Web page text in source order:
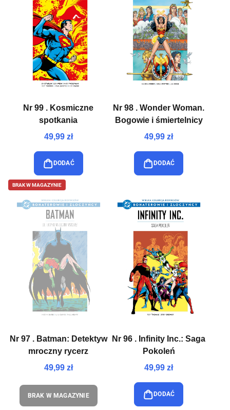
Nr 99 . Kosmiczne
spotkania
49,99 zł
DODAĆ
Nr 98 . Wonder Woman.
Bogowie i śmiertelnicy
49,99 zł
DODAĆ
BRAK W MAGAZYNIE
Nr 97 . Batman: Detektyw
mroczny rycerz
49,99 zł
BRAK W MAGAZYNIE
Nr 96 . Infinity Inc.: Saga
Pokoleń
49,99 zł
DODAĆ